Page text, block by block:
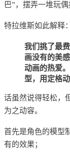
巴”，摆弄一堆玩
特拉维斯如此解释：
我们挑了最
画没有的美
动画的热爱
型，用定格动
话虽然说得轻松，
为之动容。
首先是角色的模型
有的效果；